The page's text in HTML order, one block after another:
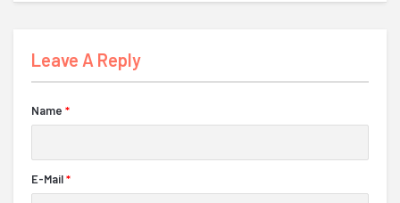
Leave A Reply
Name *
E-Mail*